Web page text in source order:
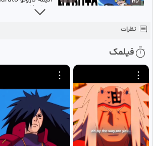
دوبله فارسی
150
HD
151
HD
دوبله فارسی
انیمه
نظرات
فیلمک